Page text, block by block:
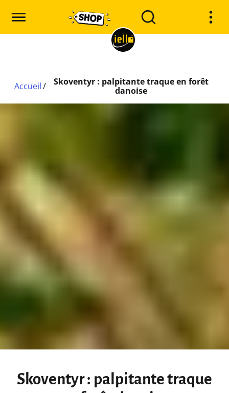
Accueil/
Skoventyr : palpitante traque en forêt
danoise
Skoventyr : palpitante traque